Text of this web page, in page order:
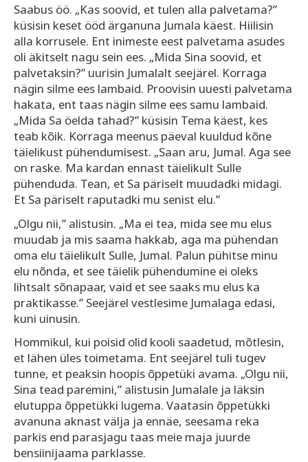
Saabus öö. „Kas soovid, et tulen alla palvetama?”
küsisin keset ööd ärganuna Jumala käest. Hiilisin
alla korrusele. Ent inimeste eest palvetama asudes
oli äkitselt nagu sein ees. „Mida Sina soovid, et
palvetaksin?” uurisin Jumalalt seejärel. Korraga
nägin silme ees lambaid. Proovisin uuesti palvetama
hakata, ent taas nägin silme ees samu lambaid.
„Mida Sa öelda tahad?” küsisin Tema käest, kes
teab kõik. Korraga meenus päeval kuuldud kõne
täielikust pühendumisest. „Saan aru, Jumal. Aga see
on raske. Ma kardan ennast täielikult Sulle
pühenduda. Tean, et Sa päriselt muudadki midagi.
Et Sa päriselt raputadki mu senist elu.”
„Olgu nii,” alistusin. „Ma ei tea, mida see mu elus
muudab ja mis saama hakkab, aga ma pühendan
oma elu täielikult Sulle, Jumal. Palun pühitse minu
elu nõnda, et see täielik pühendumine ei oleks
lihtsalt sõnapaar, vaid et see saaks mu elus ka
praktikasse.” Seejärel vestlesime Jumalaga edasi,
kuni uinusin.
Hommikul, kui poisid olid kooli saadetud, mõtlesin,
et lähen üles toimetama. Ent seejärel tuli tugev
tunne, et peaksin hoopis õppetüki avama. „Olgu nii,
Sina tead paremini,” alistusin Jumalale ja läksin
elutuppa õppetükki lugema. Vaatasin õppetükki
avanuna aknast välja ja ennäe, seesama reka
parkis end parasjagu taas meie maja juurde
bensiinijaama parklasse.